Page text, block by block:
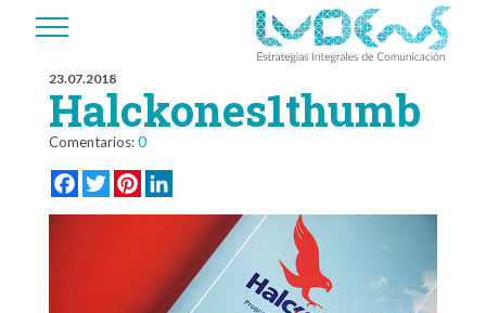
23.07.2018
Halckones1thumb
Comentarios:0
FacebookTwitterPinterest